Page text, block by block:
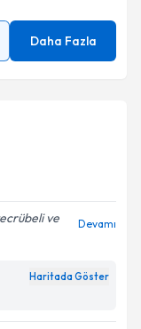
Daha Fazla
ve
Devamı
Haritada Göster